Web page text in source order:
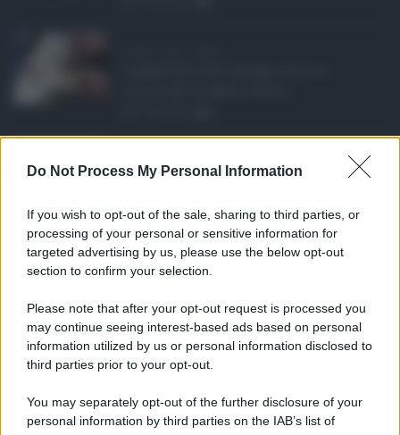
Do Not Process My Personal Information
If you wish to opt-out of the sale, sharing to third parties, or
processing of your personal or sensitive information for
targeted advertising by us, please use the below opt-out
section to confirm your selection.
Please note that after your opt-out request is processed you
may continue seeing interest-based ads based on personal
information utilized by us or personal information disclosed to
third parties prior to your opt-out.
You may separately opt-out of the further disclosure of your
personal information by third parties on the IAB’s list of
L'eruzione dell'Etna continua a
07.08.2026 0
CATEGORIE
Ambiente1.404
Attualità6.108
Consumo1.930